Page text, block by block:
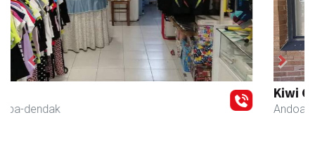
Andoain - Akademiak
Previous Next